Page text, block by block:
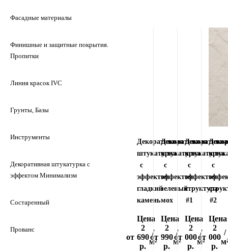
Фасадные материалы
Финишные и защитные покрытия.
Пропитки
Линия красок IVC
Грунты, Базы
Инструменты
Декоративная штукатурка с
эффектом Минимализм
Состаренный
Прованс
Декоративная
штукатурка
с
эффектом
гладкий
камень
Цена
от
2
690
р.
/
м²
Декоративная
штукатурка
с
эффектом
зеленый
мох
Цена
от
2
990
р.
/
м²
штукатурка
с
эффектом
cтруктура
#1
Цена
от
2
000
р.
/
м²
с
#2
Цена
от
2
000
р.
/